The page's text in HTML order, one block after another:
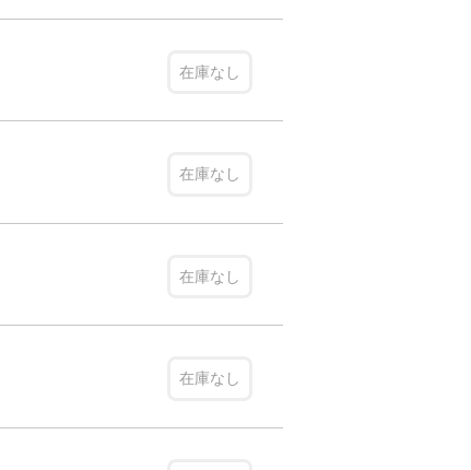
在庫なし
在庫なし
在庫なし
在庫なし